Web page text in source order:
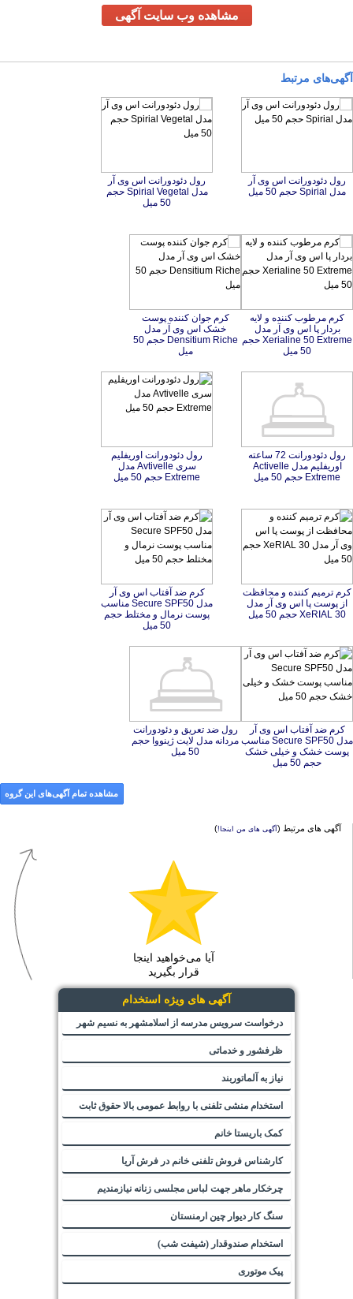
مشاهده وب سایت آگهی
آگهی‌های مرتبط
رول دئودورانت اس وی آر
مدل Spirial حجم 50 میل
رول دئودورانت اس وی آر
مدل Spirial Vegetal حجم
50 میل
كرم مرطوب كننده و لایه
بردار پا اس وی آر مدل
Xerialine 50 Extreme حجم
50 میل
کرم جوان کننده پوست
خشک اس وی آر مدل
Densitium Riche حجم 50
میل
رول دئودورانت 72 ساعته
اوریفلیم مدل Activelle
Extreme حجم 50 میل
رول دئودورانت اوریفلیم
سری Avtivelle مدل
Extreme حجم 50 میل
کرم ترمیم کننده و محافظت
از پوست پا اس وی آر مدل
XeRIAL 30 حجم 50 میل
کرم ضد آفتاب اس وی آر
مدل Secure SPF50 مناسب
پوست نرمال و مختلط حجم
50 میل
کرم ضد آفتاب اس وی آر
مدل Secure SPF50 مناسب
پوست خشک و خیلی خشک
حجم 50 میل
رول ضد تعریق و دئودورانت
مردانه مدل لایت ژینووا حجم
50 میل
مشاهده تمام آگهی‌های این گروه
آگهی های مرتبط (آگهی های من اینجا!)
آیا می‌خواهید اینجا
قرار بگیرید
آگهی های ویژه استخدام
درخواست سرویس مدرسه از اسلامشهر به نسیم شهر
ظرفشور و خدماتی
نیاز به آلماتوربند
استخدام منشی تلفنی با روابط عمومی بالا حقوق ثابت
کمک باریستا خانم
کارشناس فروش تلفنی خانم در فرش آریا
چرخکار ماهر جهت لباس مجلسی زنانه نیازمندیم
سنگ کار دیوار چین ارمنستان
استخدام صندوقدار (شیفت شب)
پیک موتوری